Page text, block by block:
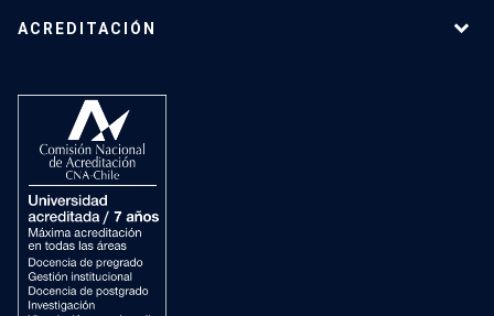
ACREDITACIÓN